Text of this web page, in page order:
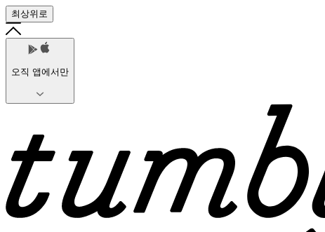
최상위로
오직 앱에서만